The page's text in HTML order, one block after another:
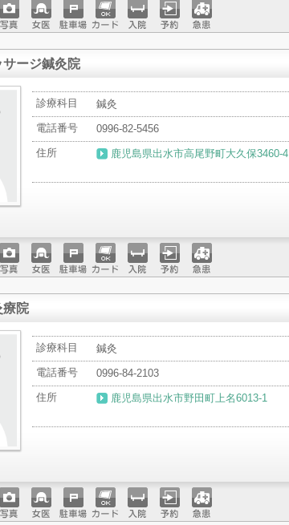
真 女医 駐車場クレジ
ットカ
入院 予約 急患
ージ鍼灸院
診療科目
鍼灸
電話番号
0996-82-5456
住所
鹿児島県出水市高尾野町大久保3460-4
真 女医 駐車場クレジ
ットカ
入院 予約 急患
療院
診療科目
鍼灸
電話番号
0996-84-2103
住所
鹿児島県出水市野田町上名6013-1